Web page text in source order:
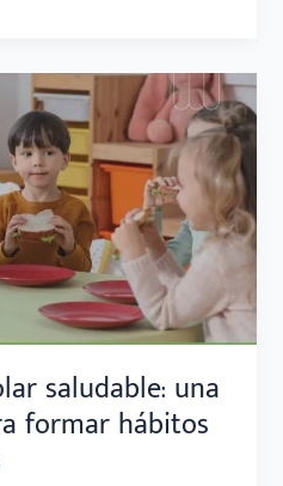
saludable: una
formar hábitos